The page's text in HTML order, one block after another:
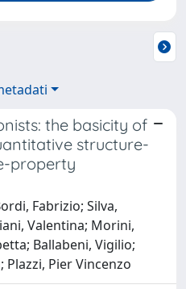
the basicity of
structure-
property
Fabrizio; Silva,
Valentina; Morini,
Ballabeni, Vigilio;
Pier Vincenzo